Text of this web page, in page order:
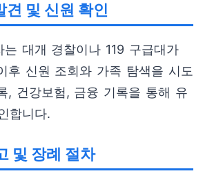
견 및 신원 확인
는 대개 경찰이나 119 구급대가
후 신원 조회와 가족 탐색을 시도
, 건강보험, 금융 기록을 통해 유
합니다.
및 장례 절차